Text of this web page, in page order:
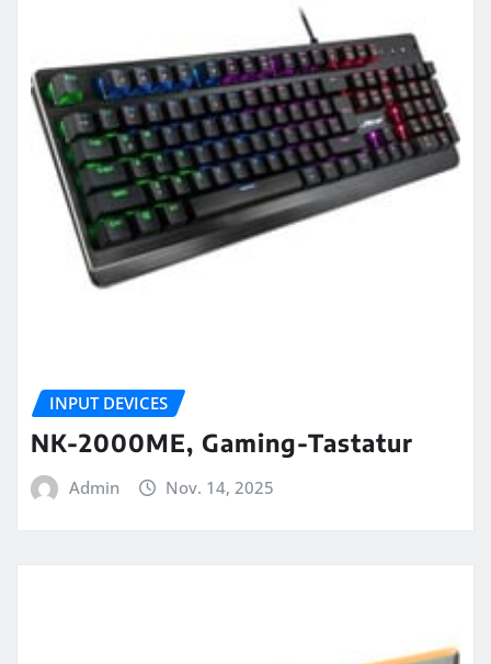
INPUT DEVICES
NK-2000ME, Gaming-Tastatur
Admin Nov. 14, 2025